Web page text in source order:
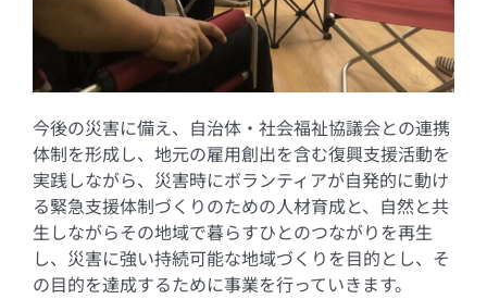
今後の災害に備え、自治体・社会福祉協議会との連携
体制を形成し、地元の雇用創出を含む復興支援活動を
実践しながら、災害時にボランティアが自発的に動け
る緊急支援体制づくりのための人材育成と、自然と共
生しながらその地域で暮らすひとのつながりを再生
し、災害に強い持続可能な地域づくりを目的とし、そ
の目的を達成するために事業を行っていきます。